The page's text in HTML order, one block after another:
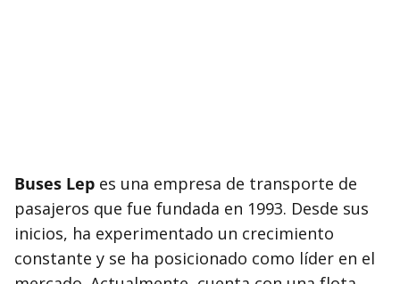
Buses Lep es una empresa de transporte de
pasajeros que fue fundada en 1993. Desde sus
inicios, ha experimentado un crecimiento
constante y se ha posicionado como líder en el